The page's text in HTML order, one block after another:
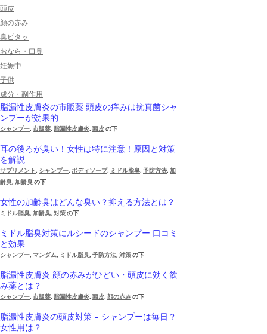
頭皮
顔の赤み
臭ピタッ
おなら・口臭
妊娠中
子供
成分・副作用
脂漏性皮膚炎の市販薬 頭皮の痒みは抗真菌シャ
ンプーが効果的
シャンプー, 市販薬, 脂漏性皮膚炎, 頭皮の下
耳の後ろが臭い！女性は特に注意！原因と対策
を解説
サプリメント, シャンプー, ボディソープ, ミドル脂臭, 予防方法, 加
齢臭, 加齢臭の下
女性の加齢臭はどんな臭い？抑える方法とは？
ミドル脂臭, 加齢臭, 対策の下
ミドル脂臭対策にルシードのシャンプー 口コミ
と効果
シャンプー, マンダム, ミドル脂臭, 予防方法, 対策の下
脂漏性皮膚炎 顔の赤みがひどい・頭皮に効く飲
み薬とは？
シャンプー, 市販薬, 脂漏性皮膚炎, 頭皮, 顔の赤みの下
脂漏性皮膚炎の頭皮対策 – シャンプーは毎日？
女性用は？